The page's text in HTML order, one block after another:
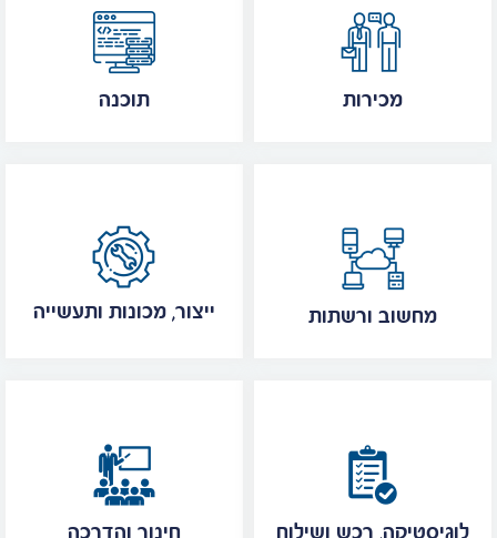
תוכנה מכירות
ייצור, מכונות ותעשייה מחשוב ורשתות
חינוך והדרכה לוגיסטיקה, רכש ושילוח